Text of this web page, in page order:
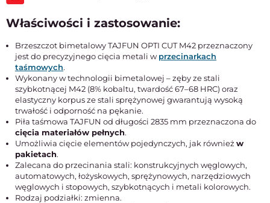
Właściwości i zastosowanie:
Brzeszczot bimetalowy TAJFUN OPTI CUT M42 przeznaczony
jest do precyzyjnego cięcia metali wprzecinarkach
taśmowych.
Wykonany w technologii bimetalowej – zęby ze stali
szybkotnącej M42 (8% kobaltu, twardość 67–68 HRC) oraz
elastyczny korpus ze stali sprężynowej gwarantują wysoką
trwałość i odporność na pękanie.
Piła taśmowa TAJFUN od długości 2835 mm przeznaczona do
cięcia materiałów pełnych.
Umożliwia cięcie elementów pojedynczych, jak również w
pakietach.
Zalecana do przecinania stali: konstrukcyjnych węglowych,
automatowych, łożyskowych, sprężynowych, narzędziowych
węglowych i stopowych, szybkotnących i metali kolorowych.
Rodzaj podziałki: zmienna.